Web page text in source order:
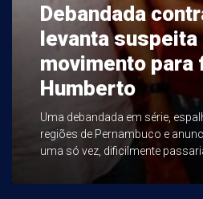
Debandada
levanta suspeita
movimento
Humberto
Uma debandada em série,
regiões de Pernambuco e
uma só vez, dificilmente